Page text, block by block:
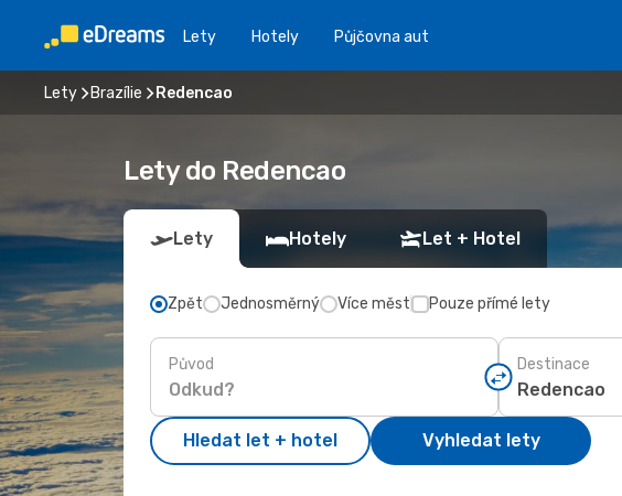
Lety Hotely Půjčovna aut
Lety Brazílie Redencao
Lety do Redencao
Lety Hotely Let + Hotel
Zpět Jednosměrný Více měst Pouze přímé lety
Původ Destinace
Hledat let + hotel Vyhledat lety